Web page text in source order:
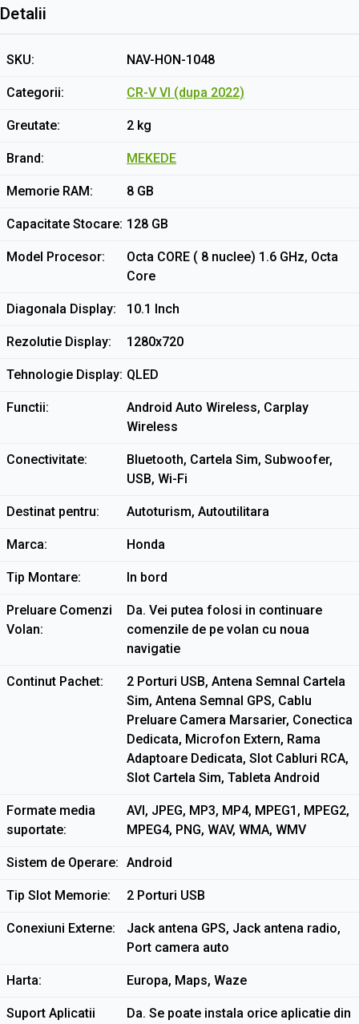
Detalii
SKU NAV-HON-1048
Categorii CR-V VI (dupa 2022)
Greutate 2 kg
Brand MEKEDE
Memorie RAM 8 GB
Capacitate Stocare 128 GB
Model Procesor
Octa CORE ( 8 nuclee) 1.6 GHz, Octa
Core
Diagonala Display 10.1 Inch
Rezolutie Display 1280x720
Tehnologie Display QLED
Functii
Android Auto Wireless, Carplay
Wireless
Conectivitate
Bluetooth, Cartela Sim, Subwoofer,
USB, Wi-Fi
Destinat pentru Autoturism, Autoutilitara
Marca Honda
Tip Montare In bord
Preluare Comenzi
Volan
Da. Vei putea folosi in continuare
comenzile de pe volan cu noua
navigatie
Continut Pachet
2 Porturi USB, Antena Semnal Cartela
Sim, Antena Semnal GPS, Cablu
Preluare Camera Marsarier, Conectica
Dedicata, Microfon Extern, Rama
Adaptoare Dedicata, Slot Cabluri RCA,
Slot Cartela Sim, Tableta Android
Formate media
suportate
AVI, JPEG, MP3, MP4, MPEG1, MPEG2,
MPEG4, PNG, WAV, WMA, WMV
Sistem de Operare Android
Tip Slot Memorie 2 Porturi USB
Conexiuni Externe
Jack antena GPS, Jack antena radio,
Port camera auto
Harta Europa, Maps, Waze
Suport Aplicatii
Da. Se poate instala orice aplicatie din